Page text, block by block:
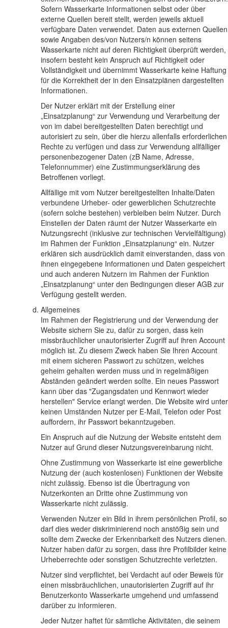
Sofern Wasserkarte Informationen selbst oder über
externe Quellen bereit stellt, werden jeweils aktuell
verfügbare Daten verwendet. Daten aus externen Quellen
sowie Angaben des/von Nutzers/n können seitens
Wasserkarte nicht auf deren Richtigkeit überprüft werden,
insofern besteht kein Anspruch auf Richtigkeit oder
Vollständigkeit und übernimmt Wasserkarte keine Haftung
für die Korrektheit der in den Einsatzplänen dargestellten
Informationen.
Der Nutzer erklärt mit der Erstellung einer
„Einsatzplanung“ zur Verwendung und Verarbeitung der
von im dabei bereitgestellten Daten berechtigt und
autorisiert zu sein, über die hierzu allenfalls erforderlichen
Rechte zu verfügen und dass zur Verwendung allfälliger
personenbezogener Daten (zB Name, Adresse,
Telefonnummer) eine Zustimmungserklärung des
Betroffenen vorliegt.
Allfällige mit vom Nutzer bereitgestellten Inhalte/Daten
verbundene Urheber- oder gewerblichen Schutzrechte
(sofern solche bestehen) verbleiben beim Nutzer. Durch
Einstellen der Daten räumt der Nutzer Wasserkarte ein
Nutzungsrecht (inklusive zur technischen Vervielfältigung)
im Rahmen der Funktion „Einsatzplanung“ ein. Nutzer
erklären sich ausdrücklich damit einverstanden, dass von
ihnen eingegebene Informationen und Daten gespeichert
und auch anderen Nutzern im Rahmen der Funktion
„Einsatzplanung“ unter den Bedingungen dieser AGB zur
Verfügung gestellt werden.
Allgemeines
Im Rahmen der Registrierung und der Verwendung der
Website sichern Sie zu, dafür zu sorgen, dass kein
missbräuchlicher unautorisierter Zugriff auf ihren Account
möglich ist. Zu diesem Zweck haben Sie Ihren Account
mit einem sicheren Passwort zu schützen, welches
geheim gehalten werden muss und in regelmäßigen
Abständen geändert werden sollte. Ein neues Passwort
kann über das "Zugangsdaten und Kennwort wieder
herstellen" Service erlangt werden. Die Website wird unter
keinen Umständen Nutzer per E-Mail, Telefon oder Post
auffordern, ihr Passwort bekanntzugeben.
Ein Anspruch auf die Nutzung der Website entsteht dem
Nutzer auf Grund dieser Nutzungsvereinbarung nicht.
Ohne Zustimmung von Wasserkarte ist eine gewerbliche
Nutzung der (auch kostenlosen) Funktionen der Website
nicht zulässig. Ebenso ist die Übertragung von
Nutzerkonten an Dritte ohne Zustimmung von
Wasserkarte nicht zulässig.
Verwenden Nutzer ein Bild in ihrem persönlichen Profil, so
darf dies weder diskriminierend noch anstößig sein und
sollte dem Zwecke der Erkennbarkeit des Nutzers dienen.
Nutzer haben dafür zu sorgen, dass ihre Profilbilder keine
Urheberrechte oder sonstigen Schutzrechte verletzten.
Nutzer sind verpflichtet, bei Verdacht auf oder Beweis für
einen missbräuchlichen, unautorisierten Zugriff auf ihr
Benutzerkonto Wasserkarte umgehend und umfassend
darüber zu informieren.
Jeder Nutzer haftet für sämtliche Aktivitäten, die seinem